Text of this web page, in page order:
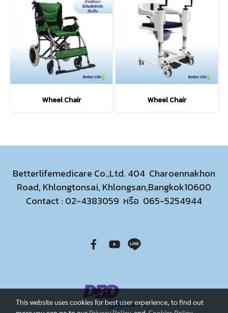
Wheel Chair Wheel Chair
Betterlifemedicare Co.,Ltd. 404 Charoennakhon
Road, Khlongtonsai, Khlongsan,Bangkok10600
Contact : 02-4383059 หรือ 065-5254944
This website uses cookies for best user experience, to find out